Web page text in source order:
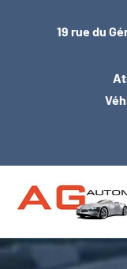
19 rue du
ACCUEIL